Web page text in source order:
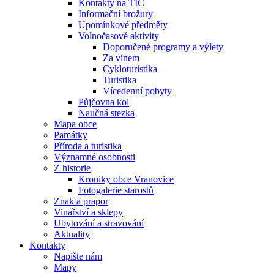
Kontakty na TIC
Informační brožury
Upomínkové předměty
Volnočasové aktivity
Doporučené programy a výlety
Za vínem
Cykloturistika
Turistika
Vícedenní pobyty
Půjčovna kol
Naučná stezka
Mapa obce
Památky
Příroda a turistika
Významné osobnosti
Z historie
Kroniky obce Vranovice
Fotogalerie starostů
Znak a prapor
Vinařství a sklepy
Ubytování a stravování
Aktuality
Kontakty
Napište nám
Mapy